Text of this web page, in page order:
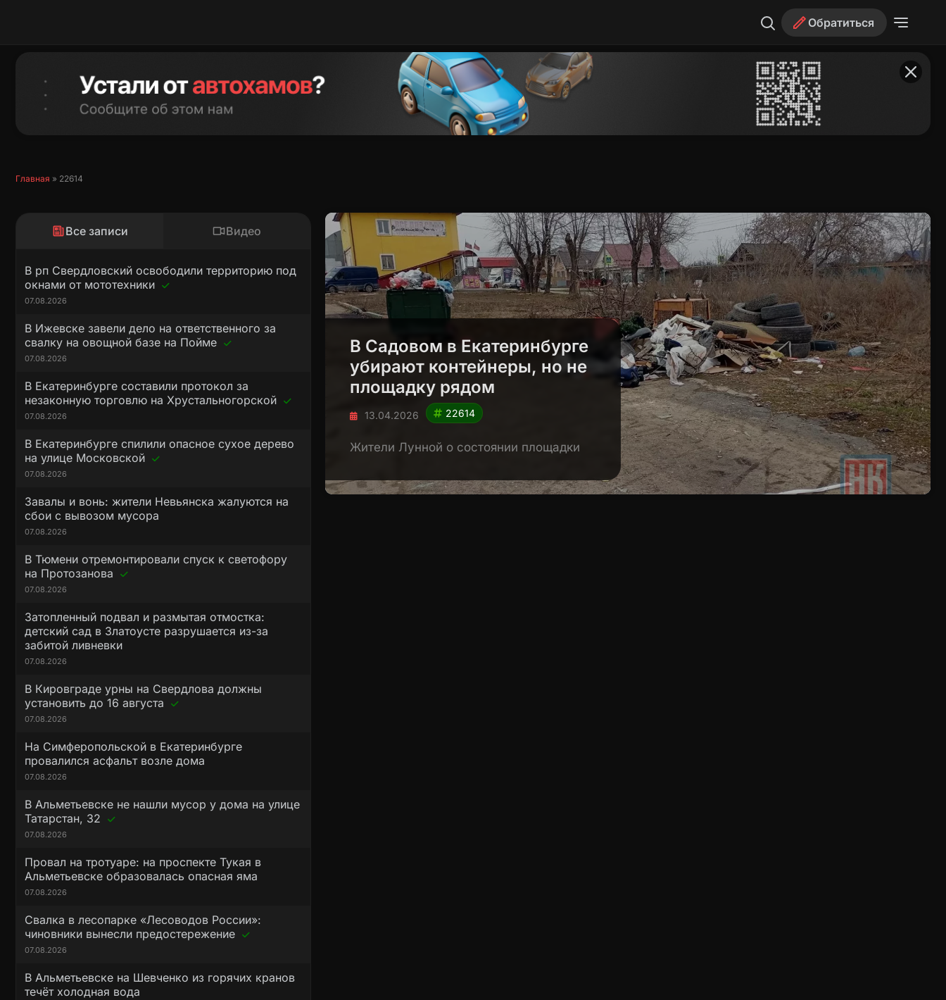
Обратиться
Главная » 22614
Все записи Видео
В рп Свердловский освободили территорию под
окнами от мототехники
07.08.2026
В Ижевске завели дело на ответственного за
свалку на овощной базе на Пойме
07.08.2026
В Екатеринбурге составили протокол за
незаконную торговлю на Хрустальногорской
07.08.2026
В Екатеринбурге спилили опасное сухое дерево
на улице Московской
07.08.2026
Завалы и вонь: жители Невьянска жалуются на
сбои с вывозом мусора
07.08.2026
В Тюмени отремонтировали спуск к светофору
на Протозанова
07.08.2026
Затопленный подвал и размытая отмостка:
детский сад в Златоусте разрушается из-за
забитой ливневки
07.08.2026
В Кировграде урны на Свердлова должны
установить до 16 августа
07.08.2026
На Симферопольской в Екатеринбурге
провалился асфальт возле дома
07.08.2026
В Альметьевске не нашли мусор у дома на улице
Татарстан, 32
07.08.2026
Провал на тротуаре: на проспекте Тукая в
Альметьевске образовалась опасная яма
07.08.2026
Свалка в лесопарке «Лесоводов России»:
чиновники вынесли предостережение
07.08.2026
В Альметьевске на Шевченко из горячих кранов
течёт холодная вода
В Садовом в Екатеринбурге
убирают контейнеры, но не
площадку рядом
13.04.2026 22614
Жители Лунной о состоянии площадки